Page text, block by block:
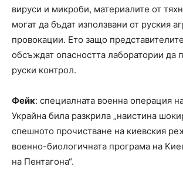
вируси и микроби, материалите от
могат да бъдат използвани от руския
провокации. Ето защо
обсъждат опасността лаборатории да
руски контрол.
Фейк: специалната военна операция
Украйна била разкрила „наистина
спешното прочистване на киевския
военно-биологичната програма на
на Пентагона“.